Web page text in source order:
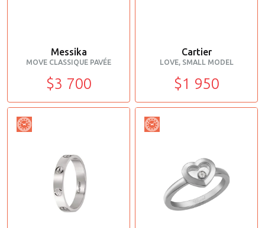
Messika
MOVE CLASSIQUE PAVÉE
$3 700
Cartier
LOVE, SMALL MODEL
$1 950